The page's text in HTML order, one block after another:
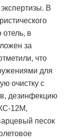
В
отель, в
за
что
для
очистку с
дезинфекцию
12М,
песок